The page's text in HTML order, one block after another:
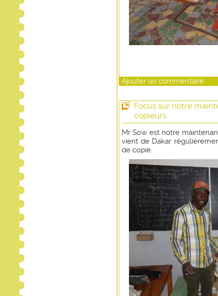
Ajouter un commentaire
Focus sur notre
copieurs
Mr Sow est notre
vient de Dakar
de copie.